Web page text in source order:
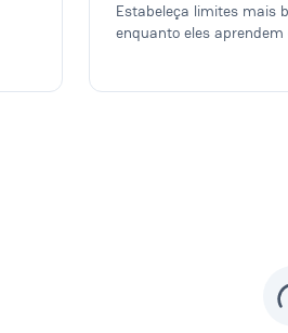
Estabeleça limites mais
enquanto eles aprendem